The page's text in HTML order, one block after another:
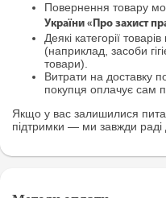
Повернення товару
України «Про захист
Деякі категорії
(наприклад, засоби
товари).
Витрати на доставку
покупця оплачує сам
Якщо у вас залишилися
підтримки — ми завжди раді